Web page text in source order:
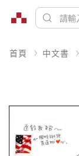
首頁 中文書